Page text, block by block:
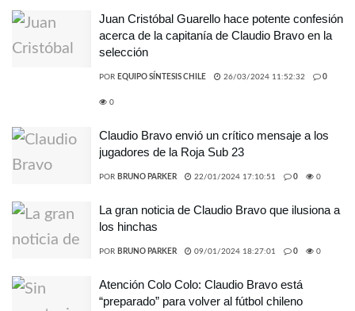
Juan Cristóbal Guarello hace potente confesión
acerca de la capitanía de Claudio Bravo en la
selección
POR EQUIPO SÍNTESIS CHILE 26/03/2024 11:52:32 0
0
Claudio Bravo envió un crítico mensaje a los
jugadores de la Roja Sub 23
POR BRUNO PARKER 22/01/2024 17:10:51 0 0
La gran noticia de Claudio Bravo que ilusiona a
los hinchas
POR BRUNO PARKER 09/01/2024 18:27:01 0 0
Atención Colo Colo: Claudio Bravo está
“preparado” para volver al fútbol chileno